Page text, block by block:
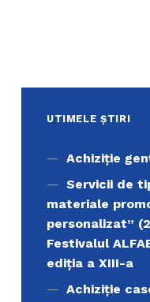
UTIMELE ȘTIRI
Achiziţie
Servicii de
materiale
personalizat”
Festivalul
ediţia a XIII-a
Achiziție